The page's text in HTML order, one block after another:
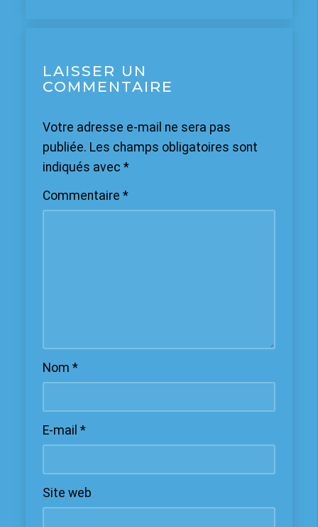
LAISSER UN
COMMENTAIRE
Votre adresse e-mail ne sera pas
publiée. Les champs obligatoires sont
indiqués avec *
Commentaire *
Nom *
E-mail *
Site web